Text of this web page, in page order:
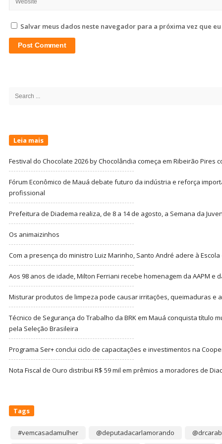
Salvar meus dados neste navegador para a próxima vez que
Search
Leia mais
Festival do Chocolate 2026 by Chocolândia começa em Ribeirão Pires
Fórum Econômico de Mauá debate futuro da indústria e reforça
profissional
Prefeitura de Diadema realiza, de 8 a 14 de agosto, a Semana da
Os animaizinhos
Com a presença do ministro Luiz Marinho, Santo André adere à
Aos 98 anos de idade, Milton Ferriani recebe homenagem da AAPM e
Misturar produtos de limpeza pode causar irritações, queimaduras e
Técnico de Segurança do Trabalho da BRK em Mauá conquista título
pela Seleção Brasileira
Programa Ser+ conclui ciclo de capacitações e investimentos na
Nota Fiscal de Ouro distribui R$ 59 mil em prêmios a moradores de
Tags
#vemcasadamulher @deputadacarlamorando